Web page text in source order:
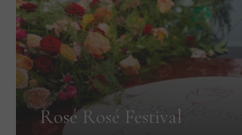
Rosé Rosé Festival